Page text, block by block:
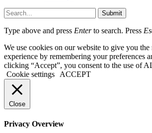
Submit
Type above and press Enterto search. Press
We use cookies on our website to give you the
experience by remembering your preferences
clicking “Accept”, you consent to the use of
Cookie settings
ACCEPT
Close
Privacy Overview